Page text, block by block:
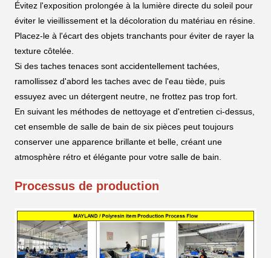
Évitez l'exposition prolongée à la lumière directe du soleil pour
éviter le vieillissement et la décoloration du matériau en résine.
Placez-le à l'écart des objets tranchants pour éviter de rayer la
texture côtelée.
Si des taches tenaces sont accidentellement tachées,
ramollissez d'abord les taches avec de l'eau tiède, puis
essuyez avec un détergent neutre, ne frottez pas trop fort.
En suivant les méthodes de nettoyage et d'entretien ci-dessus,
cet ensemble de salle de bain de six pièces peut toujours
conserver une apparence brillante et belle, créant une
atmosphère rétro et élégante pour votre salle de bain.
Processus de production